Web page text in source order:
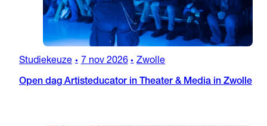
Studiekeuze • 7 nov 2026 • Zwolle
Open dag Artisteducator in Theater & Media in Zwolle